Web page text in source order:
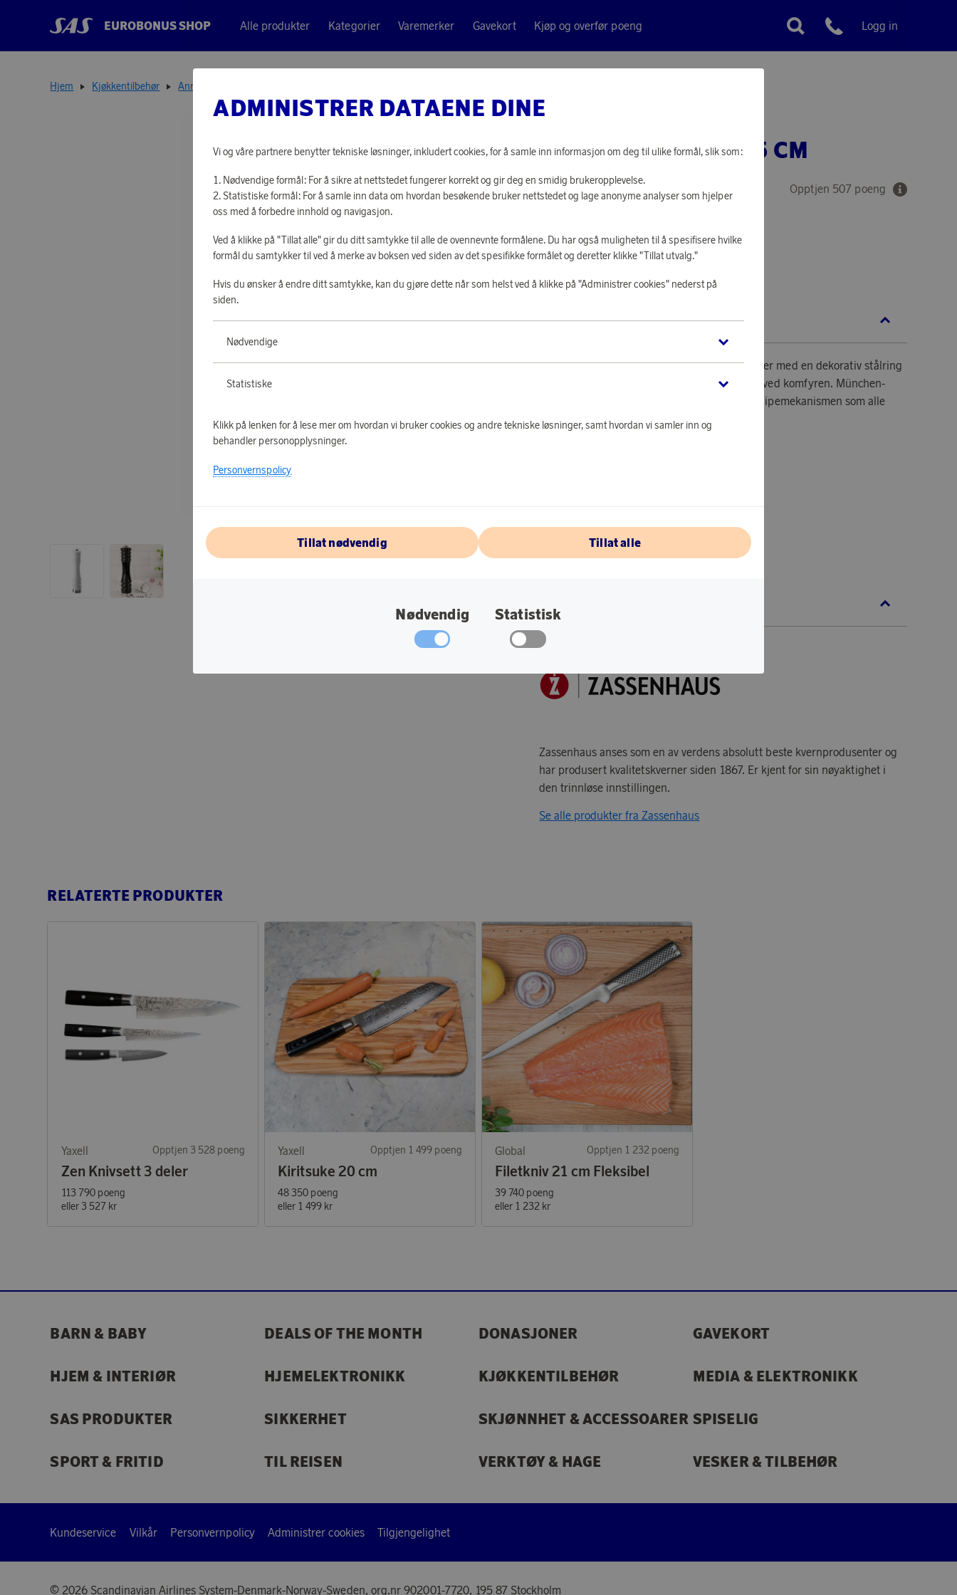
EUROBONUS SHOP Alle produkter Kategorier Varemerker Gavekort Kjøp og overfør poeng Kundeservice
Logg in
Hjem Kjøkkentilbehør Annet kjøkkenutstyr
Zassenhaus
SALTKVERN HVIT 25 CM
16 330 poeng
506 kr
Opptjen 507 poeng
LOGG INN FOR Å HANDLE
PRODUKTBESKRIVELSE
En av Zassenhaus sine mest eksklusive modeller med en dekorativ stålring
i bunnen. Perfekt til det dekkede bordet eller ved komfyren. München-
serien har den samme nesten uuttømmelige slipemekanismen som alle
Zassenhaus-møller.
Størrelse: 25 cm
Zassenhaus anses som en av verdens absolutt beste kvernprodusenter og
har produsert kvalitetskverner siden 1867. Er kjent for sin nøyaktighet i
den trinnløse innstillingen.
Se alle produkter fra Zassenhaus
RELATERTE PRODUKTER
Yaxell Opptjen 3 528 poeng
Zen Knivsett 3 deler
113 790 poeng
eller 3 527 kr
Yaxell Opptjen 1 499 poeng
Kiritsuke 20 cm
48 350 poeng
eller 1 499 kr
Global Opptjen 1 232 poeng
Filetkniv 21 cm Fleksibel
39 740 poeng
eller 1 232 kr
ADMINISTRER DATAENE DINE
Vi og våre partnere benytter tekniske løsninger, inkludert cookies, for å samle inn informasjon om deg til ulike formål, slik som:
Nødvendige formål: For å sikre at nettstedet fungerer korrekt og gir deg en smidig brukeropplevelse.
Statistiske formål: For å samle inn data om hvordan besøkende bruker nettstedet og lage anonyme analyser som hjelper
oss med å forbedre innhold og navigasjon.
Ved å klikke på "Tillat alle" gir du ditt samtykke til alle de ovennevnte formålene. Du har også muligheten til å spesifisere hvilke
formål du samtykker til ved å merke av boksen ved siden av det spesifikke formålet og deretter klikke "Tillat utvalg."
Hvis du ønsker å endre ditt samtykke, kan du gjøre dette når som helst ved å klikke på "Administrer cookies" nederst på
siden.
Nødvendige
Statistiske
Klikk på lenken for å lese mer om hvordan vi bruker cookies og andre tekniske løsninger, samt hvordan vi samler inn og
behandler personopplysninger.
Personvernspolicy
Tillat nødvendig Tillat alle
Nødvendig Statistisk
BARN & BABY DEALS OF THE MONTH DONASJONER GAVEKORT
HJEM & INTERIØR HJEMELEKTRONIKK KJØKKENTILBEHØR MEDIA & ELEKTRONIKK
SAS PRODUKTER SIKKERHET SKJØNNHET & ACCESSOARER SPISELIG
SPORT & FRITID TIL REISEN VERKTØY & HAGE VESKER & TILBEHØR
Kundeservice Vilkår Personvernpolicy Administrer cookies Tilgjengelighet
© 2026 Scandinavian Airlines System-Denmark-Norway-Sweden, org.nr 902001-7720, 195 87 Stockholm